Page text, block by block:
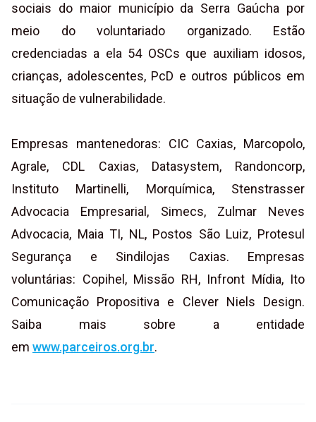
sociais do maior município da Serra Gaúcha por
meio do voluntariado organizado. Estão
credenciadas a ela 54 OSCs que auxiliam idosos,
crianças, adolescentes, PcD e outros públicos em
situação de vulnerabilidade.
Empresas mantenedoras: CIC Caxias, Marcopolo,
Agrale, CDL Caxias, Datasystem, Randoncorp,
Instituto Martinelli, Morquímica, Stenstrasser
Advocacia Empresarial, Simecs, Zulmar Neves
Advocacia, Maia TI, NL, Postos São Luiz, Protesul
Segurança e Sindilojas Caxias. Empresas
voluntárias: Copihel, Missão RH, Infront Mídia, Ito
Comunicação Propositiva e Clever Niels Design.
Saiba mais sobre a entidade
em www.parceiros.org.br.